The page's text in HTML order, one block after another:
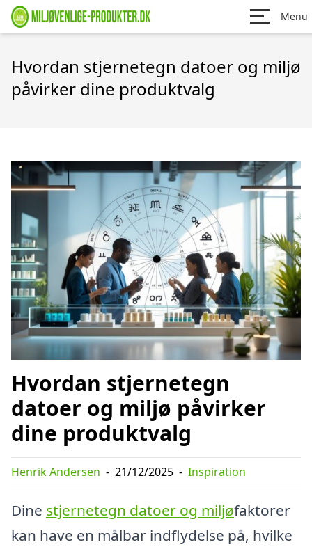
Menu
Hvordan stjernetegn datoer og miljø
påvirker dine produktvalg
Hvordan stjernetegn
datoer og miljø påvirker
dine produktvalg
Henrik Andersen - 21/12/2025 - Inspiration
Dine stjernetegn datoer og miljøfaktorer
kan have en målbar indflydelse på, hvilke